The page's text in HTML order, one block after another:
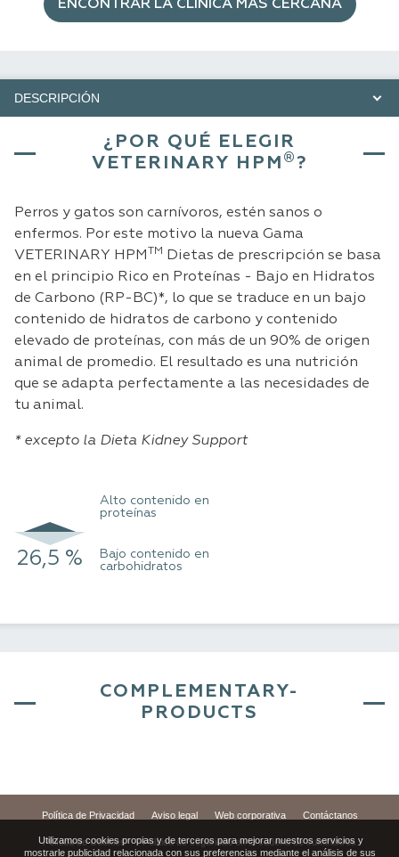
ENCONTRAR LA CLÍNICA MÁS CERCANA
DESCRIPCIÓN
¿POR QUÉ ELEGIR
VETERINARY HPM ® ?
Perros y gatos son carnívoros, estén sanos o
enfermos. Por este motivo la nueva Gama
VETERINARY HPM TM
Dietas de prescripción se basa
en el principio Rico en Proteínas - Bajo en Hidratos
de Carbono (RP-BC)*, lo que se traduce en un bajo
contenido de hidratos de carbono y contenido
elevado de proteínas, con más de un 90% de origen
animal de promedio. El resultado es una nutrición
que se adapta perfectamente a las necesidades de
tu animal.
* excepto la Dieta Kidney Support
34 %
Alto contenido en
proteínas
26,5 %
Bajo contenido en
carbohidratos
COMPLEMENTARY-
PRODUCTS
Política de Privacidad Aviso legal Web corporativa Contáctanos
Política de Cookies Política de seguridad en la cadena de suministros
Utilizamos cookies propias y de terceros para mejorar nuestros servicios y
mostrarle publicidad relacionada con sus preferencias mediante el análisis de sus